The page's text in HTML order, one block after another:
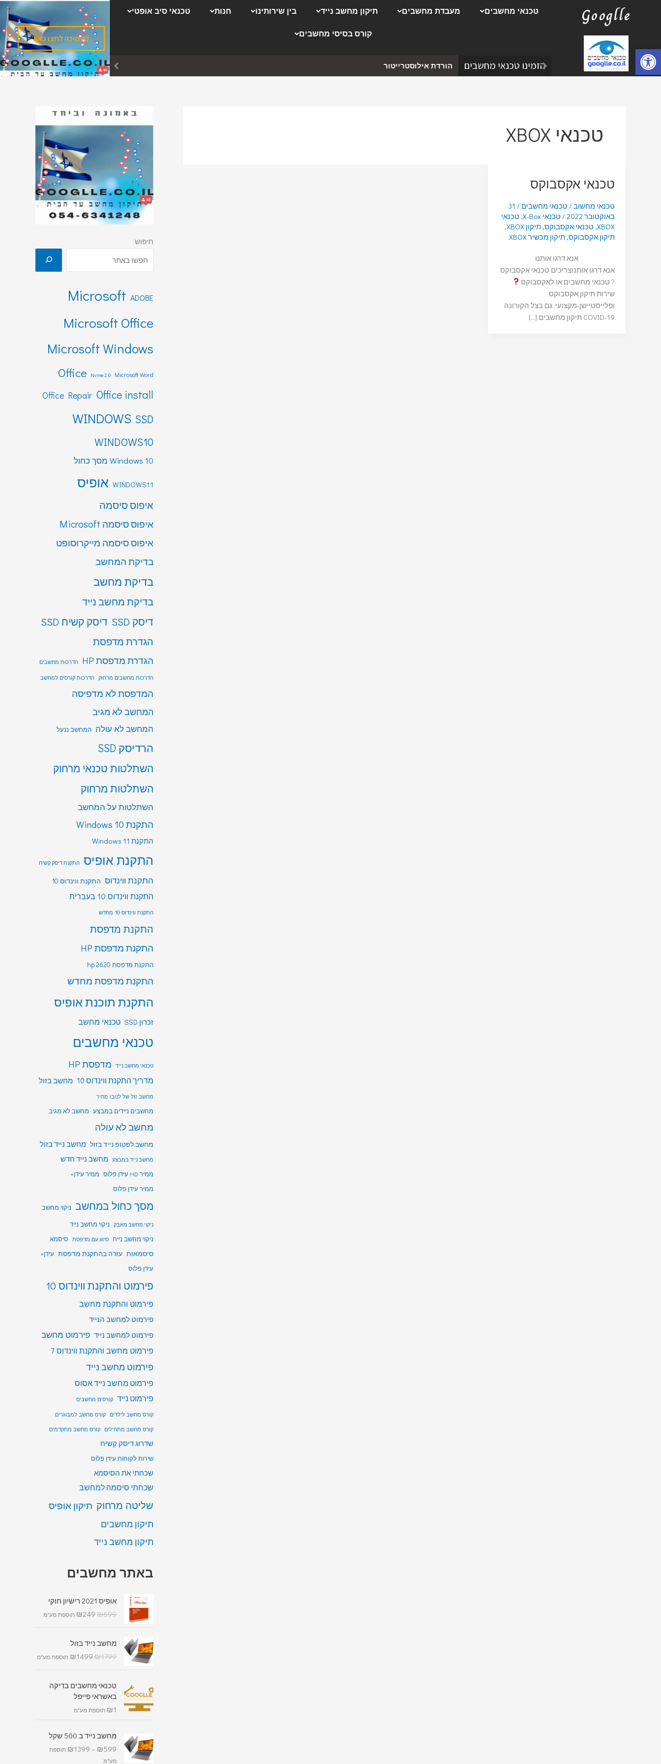
פתח סרגל נגישות
Googlle טכנאי מחשבים מעבדת מחשבים תיקון מחשב נייד בין שירותינו חנות טכנאי סיב אופטי
קורס בסיסי מחשבים
הזמינו טכנאי מחשבים הורדת אילוסטרייטור
לתמיכה לחצו כאן!
טכנאי XBOX
טכנאי אקסבוקס
טכנאי מחשוב / טכנאי מחשבים /
31
באוקטובר 2022
/ טכנאי X-Box , טכנאי
XBOX
, טכנאי אקסבוקס,תיקון XBOX
,
תיקון אקסבוקס,תיקון מכשיר XBOX
אנא דרגו אותנו
אנא דרגו אותנוצריכים טכנאי אקסבוקס
? טכנאי מחשבים או לאקסבוקס
שירות תיקון אקסבוקס
ופלייסטיישן-מקצועי. גם בצל הקורונה
COVID-19 תיקון מחשבים […]
חיפוש
ADOBE
Microsoft
Microsoft Office
Microsoft Windows
Microsoft Word
Nvme 2.0
Office
Office install
Office Repair
SSD
WINDOWS
WINDOWS10
Windows 10 מסך כחול
WINDOWS11 אופיס
איפוס סיסמה
איפוס סיסמה Microsoft
איפוס סיסמה מייקרוסופט
בדיקת המחשב
בדיקת מחשב
בדיקת מחשב נייד
דיסק SSD דיסק קשיח SSD
הגדרת מדפסת
הגדרת מדפסת HP הדרכות מחשבים
הדרכות מחשבים מרחוק הדרכות קורסים למחשב
המדפסת לא מדפיסה
המחשב לא מגיב
המחשב לא עולה המחשב ננעל
הרדיסק SSD
השתלטות טכנאי מרחוק
השתלטות מרחוק
השתלטות על המחשב
התקנת Windows 10
התקנת Windows 11
התקנת אופיס התקנת דיסק קשיח
התקנת ווינדוס התקנת ווינדוס 10
התקנת ווינדוס 10 בעברית
התקנת ווינדוס 10 מחדש
התקנת מדפסת
התקנת מדפסת HP
התקנת מדפסת hp 2620
התקנת מדפסת מחדש
התקנת תוכנת אופיס
זכרון SSD טכנאי מחשב
טכנאי מחשבים
טכנאי מחשב נייד מדפסת HP
מדריך התקנת ווינדוס 10 מחשב בזול
מחשב זול של לנובו מחיר
מחשבים ניידים במבצע מחשב לא מגיב
מחשב לא עולה
מחשב לפטופ נייד בזול מחשב נייד בזול
מחשב נייד במבצע מחשב נייד חדש
ממיר HD עידן פלוס
ממיר עידן+
ממיר עידן פלוס
מסך כחול במחשב ניקוי מחשב
ניקוי מחשב מאבק
ניקוי מחשב נייד
ניקוי מחשב נייח סיוע עם מדפסת סיסמא
סיסמאות עזרה בהתקנת מדפסת עידן+
עידן פלוס
פירמוט והתקנת ווינדוס 10
פירמוט והתקנת מחשב
פירמוט למחשב הנייד
פירמוט למחשב נייד פירמוט מחשב
פירמוט מחשב והתקנת ווינדוס 7
פירמוט מחשב נייד
פירמוט מחשב נייד אסוס
פירמוט נייד קורסים מחשבים
קורס מחשב לילדים קורס מחשב למבוגרים
קורס מחשב מתחילים קורס מחשב מתקדמים
שדרוג דיסק קשיח
שירות לקוחות עידן פלוס
שכחתי את הסיסמא
שכחתי סיסמה למחשב
שליטה מרחוק תיקון אופיס
תיקון מחשבים
תיקון מחשב נייד
באתר מחשבים
אופיס 2021 רישיון חוקי
₪699
₪249 תוספת מע"מ
מחשב נייד בזול
₪1799
₪1499 תוספת מע"מ
טכנאי מחשבים בדיקה
באשראי פייפל
₪1 תוספת מע"מ
מחשב נייד ב 500 שקל
₪599
–
₪1399
תוספת
מע"מ
ק